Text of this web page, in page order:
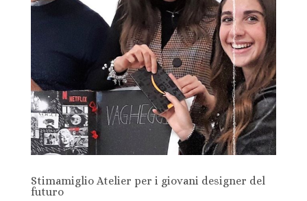
Stimamiglio Atelier per i giovani designer del
futuro